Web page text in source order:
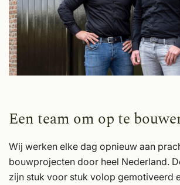
Een team om op te
Wij werken elke dag opnieuw aan
bouwprojecten door heel Nederland.
zijn stuk voor stuk volop gemotiveerd